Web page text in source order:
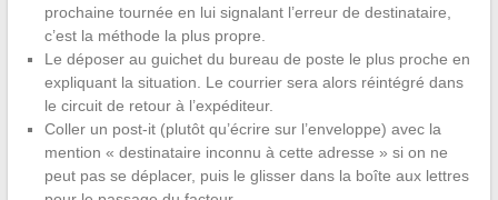
prochaine tournée en lui signalant l’erreur de destinataire,
c’est la méthode la plus propre.
Le déposer au guichet du bureau de poste le plus proche en
expliquant la situation. Le courrier sera alors réintégré dans
le circuit de retour à l’expéditeur.
Coller un post-it (plutôt qu’écrire sur l’enveloppe) avec la
mention « destinataire inconnu à cette adresse » si on ne
peut pas se déplacer, puis le glisser dans la boîte aux lettres